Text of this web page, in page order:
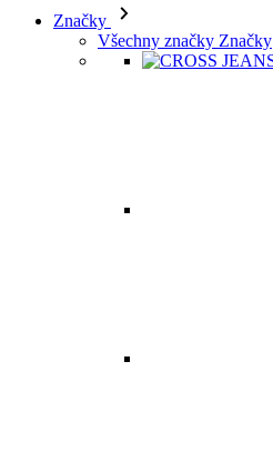
Značky
Všechny značky Značky